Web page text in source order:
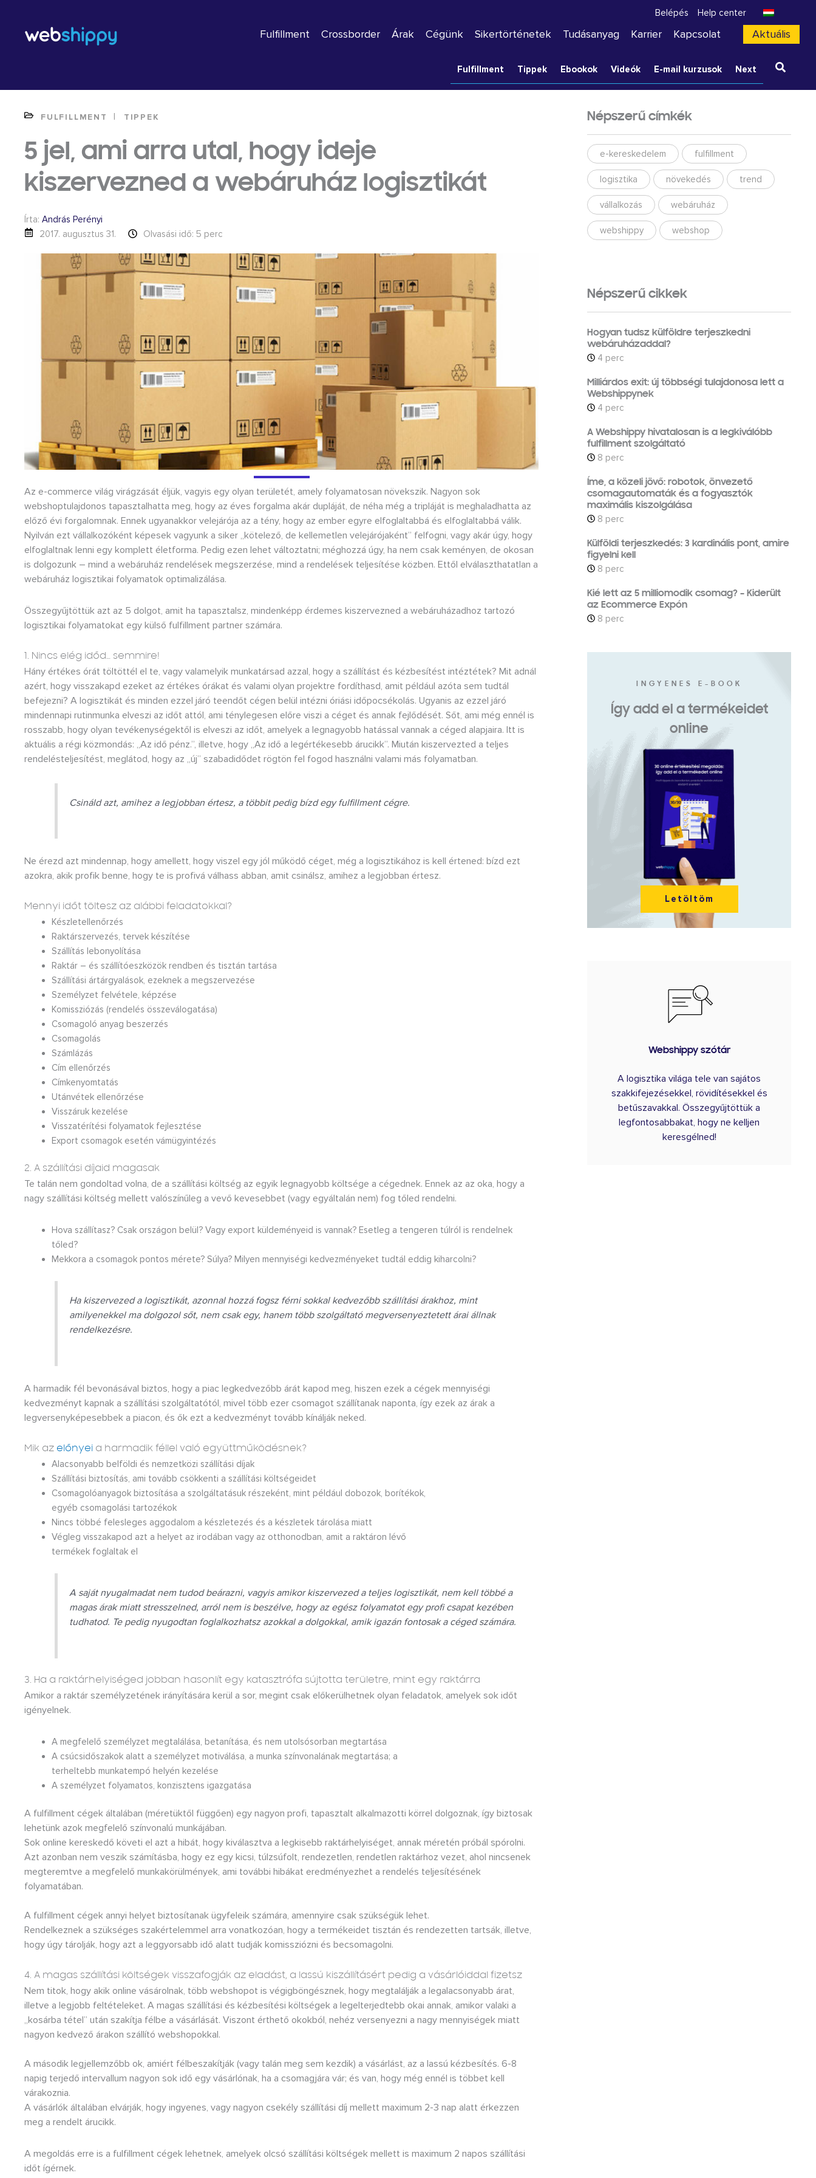
content
Belépés Help center
Fulfillment Crossborder Árak Cégünk Sikertörténetek Tudásanyag Karrier Kapcsolat Aktuális
Fulfillment Tippek Ebookok Videók E-mail kurzusok Next
FULFILLMENT | TIPPEK
5 jel, ami arra utal, hogy ideje
kiszervezned a webáruház logisztikát
Írta: András Perényi
2017. augusztus 31.
Olvasási idő: 5 perc
Az e-commerce világ virágzását éljük, vagyis egy olyan területét, amely folyamatosan növekszik. Nagyon sok
webshoptulajdonos tapasztalhatta meg, hogy az éves forgalma akár dupláját, de néha még a tripláját is meghaladhatta az
előző évi forgalomnak. Ennek ugyanakkor velejárója az a tény, hogy az ember egyre elfoglaltabbá és elfoglaltabbá válik.
Nyilván ezt vállalkozóként képesek vagyunk a siker „kötelező, de kellemetlen velejárójaként” felfogni, vagy akár úgy, hogy
elfoglaltnak lenni egy komplett életforma. Pedig ezen lehet változtatni; méghozzá úgy, ha nem csak keményen, de okosan
is dolgozunk – mind a webáruház rendelések megszerzése, mind a rendelések teljesítése közben. Ettől elválaszthatatlan a
webáruház logisztikai folyamatok optimalizálása.
Összegyűjtöttük azt az 5 dolgot, amit ha tapasztalsz, mindenképp érdemes kiszervezned a webáruházadhoz tartozó
logisztikai folyamatokat egy külső fulfillment partner számára.
1. Nincs elég időd… semmire!
Hány értékes órát töltöttél el te, vagy valamelyik munkatársad azzal, hogy a szállítást és kézbesítést intéztétek? Mit adnál
azért, hogy visszakapd ezeket az értékes órákat és valami olyan projektre fordíthasd, amit például azóta sem tudtál
befejezni? A logisztikát és minden ezzel járó teendőt cégen belül intézni óriási időpocsékolás. Ugyanis az ezzel járó
mindennapi rutinmunka elveszi az időt attól, ami ténylegesen előre viszi a céget és annak fejlődését. Sőt, ami még ennél is
rosszabb, hogy olyan tevékenységektől is elveszi az időt, amelyek a legnagyobb hatással vannak a céged alapjaira. Itt is
aktuális a régi közmondás: „Az idő pénz.”, illetve, hogy „Az idő a legértékesebb árucikk”. Miután kiszervezted a teljes
rendelésteljesítést, meglátod, hogy az „új” szabadidődet rögtön fel fogod használni valami más folyamatban.
Csináld azt, amihez a legjobban értesz, a többit pedig bízd egy fulfillment cégre.
Ne érezd azt mindennap, hogy amellett, hogy viszel egy jól működő céget, még a logisztikához is kell értened: bízd ezt
azokra, akik profik benne, hogy te is profivá válhass abban, amit csinálsz, amihez a legjobban értesz.
Mennyi időt töltesz az alábbi feladatokkal?
Készletellenőrzés
Raktárszervezés, tervek készítése
Szállítás lebonyolítása
Raktár – és szállítóeszközök rendben és tisztán tartása
Szállítási ártárgyalások, ezeknek a megszervezése
Személyzet felvétele, képzése
Komissziózás (rendelés összeválogatása)
Csomagoló anyag beszerzés
Csomagolás
Számlázás
Cím ellenőrzés
Címkenyomtatás
Utánvétek ellenőrzése
Visszáruk kezelése
Visszatérítési folyamatok fejlesztése
Export csomagok esetén vámügyintézés
2. A szállítási díjaid magasak
Te talán nem gondoltad volna, de a szállítási költség az egyik legnagyobb költsége a cégednek. Ennek az az oka, hogy a
nagy szállítási költség mellett valószínűleg a vevő kevesebbet (vagy egyáltalán nem) fog tőled rendelni.
Hova szállítasz? Csak országon belül? Vagy export küldeményeid is vannak? Esetleg a tengeren túlról is rendelnek
tőled?
Mekkora a csomagok pontos mérete? Súlya? Milyen mennyiségi kedvezményeket tudtál eddig kiharcolni?
Ha kiszervezed a logisztikát, azonnal hozzá fogsz férni sokkal kedvezőbb szállítási árakhoz, mint
amilyenekkel ma dolgozol sőt, nem csak egy, hanem több szolgáltató megversenyeztetett árai állnak
rendelkezésre.
A harmadik fél bevonásával biztos, hogy a piac legkedvezőbb árát kapod meg, hiszen ezek a cégek mennyiségi
kedvezményt kapnak a szállítási szolgáltatótól, mivel több ezer csomagot szállítanak naponta, így ezek az árak a
legversenyképesebbek a piacon, és ők ezt a kedvezményt tovább kínálják neked.
Mik az előnyei a harmadik féllel való együttműködésnek?
Alacsonyabb belföldi és nemzetközi szállítási díjak
Szállítási biztosítás, ami tovább csökkenti a szállítási költségeidet
Csomagolóanyagok biztosítása a szolgáltatásuk részeként, mint például dobozok, borítékok,
egyéb csomagolási tartozékok
Nincs többé felesleges aggodalom a készletezés és a készletek tárolása miatt
Végleg visszakapod azt a helyet az irodában vagy az otthonodban, amit a raktáron lévő
termékek foglaltak el
A saját nyugalmadat nem tudod beárazni, vagyis amikor kiszervezed a teljes logisztikát, nem kell többé a
magas árak miatt stresszelned, arról nem is beszélve, hogy az egész folyamatot egy profi csapat kezében
tudhatod. Te pedig nyugodtan foglalkozhatsz azokkal a dolgokkal, amik igazán fontosak a céged számára.
3. Ha a raktárhelyiséged jobban hasonlít egy katasztrófa sújtotta területre, mint egy raktárra
Amikor a raktár személyzetének irányítására kerül a sor, megint csak előkerülhetnek olyan feladatok, amelyek sok időt
igényelnek.
A megfelelő személyzet megtalálása, betanítása, és nem utolsósorban megtartása
A csúcsidőszakok alatt a személyzet motiválása, a munka színvonalának megtartása; a
terheltebb munkatempó helyén kezelése
A személyzet folyamatos, konzisztens igazgatása
A fulfillment cégek általában (méretüktől függően) egy nagyon profi, tapasztalt alkalmazotti körrel dolgoznak, így biztosak
lehetünk azok megfelelő színvonalú munkájában.
Sok online kereskedő követi el azt a hibát, hogy kiválasztva a legkisebb raktárhelyiséget, annak méretén próbál spórolni.
Azt azonban nem veszik számításba, hogy ez egy kicsi, túlzsúfolt, rendezetlen, rendetlen raktárhoz vezet, ahol nincsenek
megteremtve a megfelelő munkakörülmények, ami további hibákat eredményezhet a rendelés teljesítésének
folyamatában.
A fulfillment cégek annyi helyet biztosítanak ügyfeleik számára, amennyire csak szükségük lehet.
Rendelkeznek a szükséges szakértelemmel arra vonatkozóan, hogy a termékeidet tisztán és rendezetten tartsák, illetve,
hogy úgy tárolják, hogy azt a leggyorsabb idő alatt tudják komissziózni és becsomagolni.
4. A magas szállítási költségek visszafogják az eladást, a lassú kiszállításért pedig a vásárlóiddal fizetsz
Nem titok, hogy akik online vásárolnak, több webshopot is végigböngésznek, hogy megtalálják a legalacsonyabb árat,
illetve a legjobb feltételeket. A magas szállítási és kézbesítési költségek a legelterjedtebb okai annak, amikor valaki a
„kosárba tétel” után szakítja félbe a vásárlását. Viszont érthető okokból, nehéz versenyezni a nagy mennyiségek miatt
nagyon kedvező árakon szállító webshopokkal.
A második legjellemzőbb ok, amiért félbeszakítják (vagy talán meg sem kezdik) a vásárlást, az a lassú kézbesítés. 6-8
napig terjedő intervallum nagyon sok idő egy vásárlónak, ha a csomagjára vár; és van, hogy még ennél is többet kell
várakoznia.
A vásárlók általában elvárják, hogy ingyenes, vagy nagyon csekély szállítási díj mellett maximum 2-3 nap alatt érkezzen
meg a rendelt árucikk.
A megoldás erre is a fulfillment cégek lehetnek, amelyek olcsó szállítási költségek mellett is maximum 2 napos szállítási
időt ígérnek.
Népszerű címkék
e-kereskedelem fulfillment
logisztika növekedés trend
vállalkozás webáruház
webshippy webshop
Népszerű cikkek
Hogyan tudsz külföldre terjeszkedni
webáruházaddal?
4 perc
Milliárdos exit: új többségi tulajdonosa lett a
Webshippynek
4 perc
A Webshippy hivatalosan is a legkiválóbb
fulfillment szolgáltató
8 perc
Íme, a közeli jövő: robotok, önvezető
csomagautomaták és a fogyasztók
maximális kiszolgálása
8 perc
Külföldi terjeszkedés: 3 kardinális pont, amire
figyelni kell
8 perc
Kié lett az 5 milliomodik csomag? – Kiderült
az Ecommerce Expón
8 perc
INGYENES E-BOOK
Így add el a termékeidet
online
Letöltöm
Webshippy szótár
A logisztika világa tele van sajátos
szakkifejezésekkel, rövidítésekkel és
betűszavakkal. Összegyűjtöttük a
legfontosabbakat, hogy ne kelljen
keresgélned!